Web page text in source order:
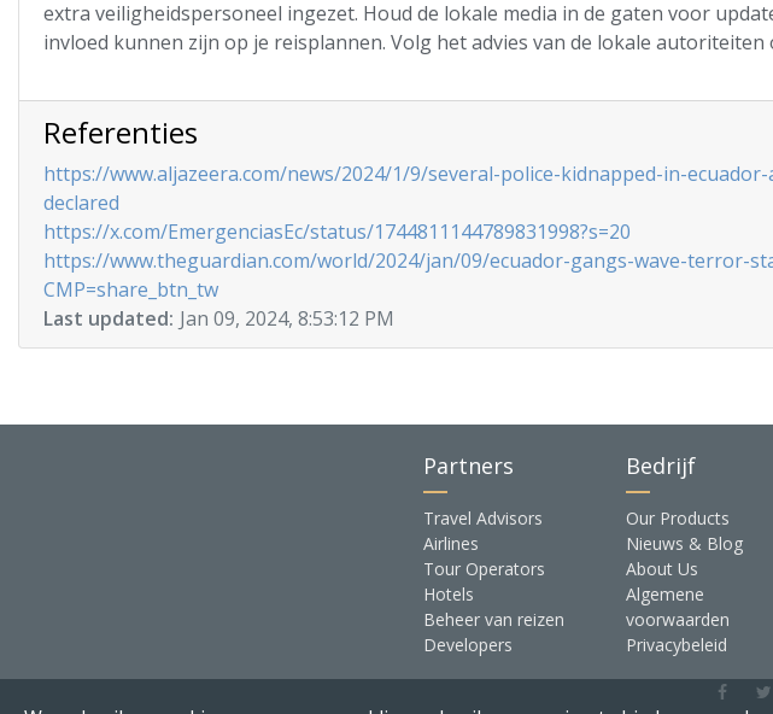
extra veiligheidspersoneel ingezet. Houd de lokale media in de gaten voor
invloed kunnen zijn op je reisplannen. Volg het advies van de lokale autoriteiten
Referenties
https://www.aljazeera.com/news/2024/1/9/several-police-kidnapped-in-
declared
https://x.com/EmergenciasEc/status/1744811144789831998?s=20
https://www.theguardian.com/world/2024/jan/09/ecuador-gangs-wave-terror-
CMP=share_btn_tw
Last updated: Jan 09, 2024, 8:53:12 PM
Partners
Travel Advisors
Airlines
Tour Operators
Hotels
Beheer van reizen
Developers
Bedrijf
Our Products
Nieuws & Blog
About Us
Algemene
voorwaarden
Privacybeleid